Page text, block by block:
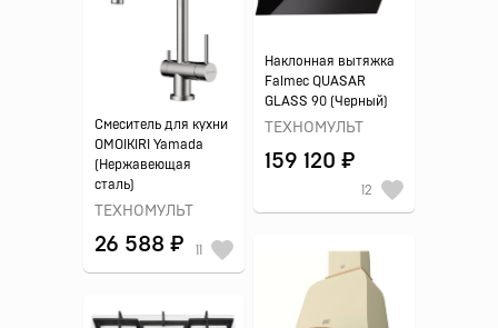
Наклонная вытяжка
Falmec QUASAR
GLASS 90 (Черный)
ТЕХНОМУЛЬТ
159 120 ₽
12
Смеситель для кухни
OMOIKIRI Yamada
(Нержавеющая
сталь)
ТЕХНОМУЛЬТ
26 588 ₽ 11